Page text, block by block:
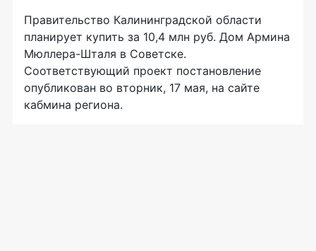
Правительство Калининградской области
планирует купить за 10,4 млн руб. Дом Армина
Мюллера-Шталя в Советске.
Соответствующий проект постановление
опубликован во вторник, 17 мая, на сайте
кабмина региона.